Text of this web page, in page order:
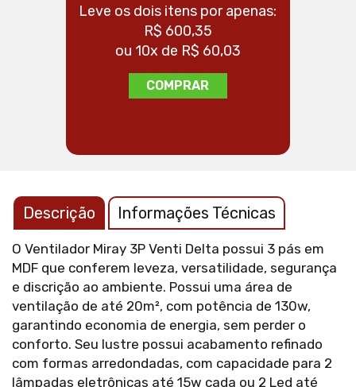
Leve os dois itens por apenas:
R$ 600,35
ou 10x de R$ 60,03
COMPRAR
Descrição Informações Técnicas
O Ventilador Miray 3P Venti Delta possui 3 pás em
MDF que conferem leveza, versatilidade, segurança
e discrição ao ambiente. Possui uma área de
ventilação de até 20m², com potência de 130w,
garantindo economia de energia, sem perder o
conforto. Seu lustre possui acabamento refinado
com formas arredondadas, com capacidade para 2
lâmpadas eletrônicas até 15w cada ou 2 Led até